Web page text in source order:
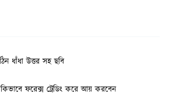
ধাঁধা উত্তর সহ ছবি
কিভাবে ফরেক্স ট্রেডিং করে আয় করবেন